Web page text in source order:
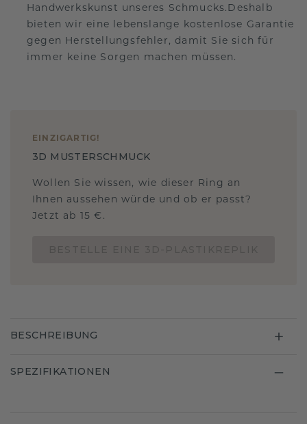
Handwerkskunst unseres Schmucks.Deshalb
bieten wir eine lebenslange kostenlose Garantie
gegen Herstellungsfehler, damit Sie sich für
immer keine Sorgen machen müssen.
EINZIGARTIG !
3D MUSTERSCHMUCK
Wollen Sie wissen, wie dieser Ring an
Ihnen aussehen würde und ob er passt?
Jetzt ab 15 €.
BESCHREIBUNG
SPEZIFIKATIONEN